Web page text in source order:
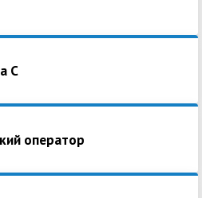
С
оператор